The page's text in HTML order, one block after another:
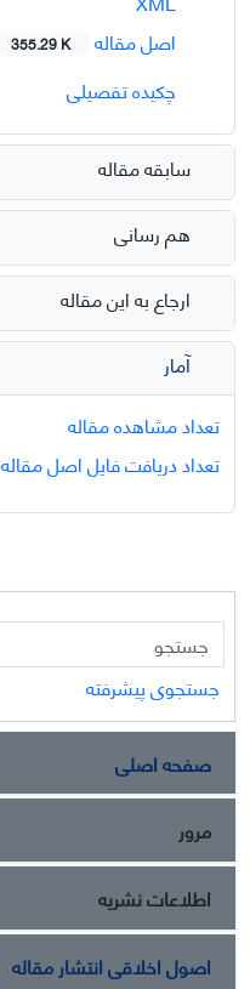
اصل مقاله
355.29 K
چکیده تفصیلی
سابقه مقاله
هم رسانی
ارجاع به این مقاله
آمار
تعداد مشاهده مقاله
تعداد دریافت فایل اصل مقاله
جستجوی پیشرفته
صفحه اصلی
مرور
اطلاعات نشریه
اصول اخلاقی انتشار مقاله